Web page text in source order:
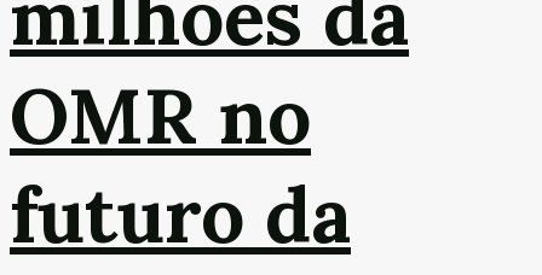
OMR no
futuro da